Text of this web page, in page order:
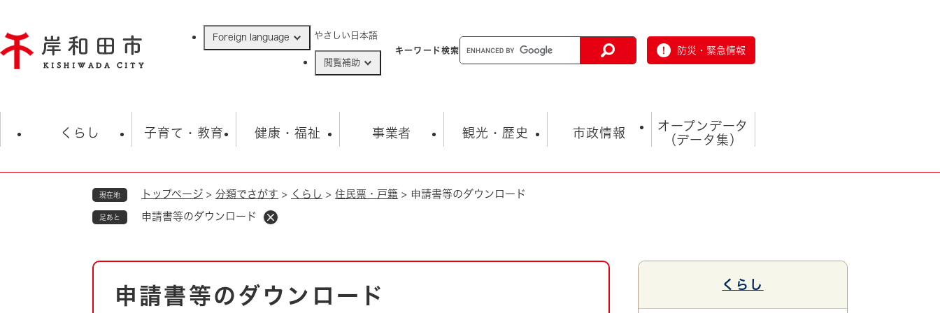
ジ
の
Foreign language やさしい日本語
閲覧補助
キーワード検索 防災・緊急情報
くらし
住民票・戸籍
ごみ・衛生・動物 救急・消防
防災・防犯 上水道・下水道
子育て・教育
学校 子育て
健康・福祉
福祉・健康・生活 生涯学習・スポーツ
事業者
入札・契約情報
環境 福祉・介護
観光・歴史
観光 観光スポット
市政情報
市の概要 総合計画
市政 職員採用情報
市役所・施設の案内
オープンデータ
（データ集）
オープンデータ
現在地 トップページ > 分類でさがす > くらし > 住民票・戸籍 > 申請書等のダウンロード
足あと 申請書等のダウンロード
本
申請書等のダウンロード くらし